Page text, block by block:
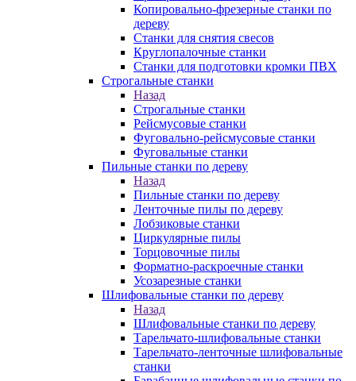
Копировально-фрезерные станки по
дереву
Станки для снятия свесов
Круглопалочные станки
Станки для подготовки кромки ПВХ
Строгальные станки
Назад
Строгальные станки
Рейсмусовые станки
Фуговально-рейсмусовые станки
Фуговальные станки
Пильные станки по дереву
Назад
Пильные станки по дереву
Ленточные пилы по дереву
Лобзиковые станки
Циркулярные пилы
Торцовочные пилы
Форматно-раскроечные станки
Усозарезные станки
Шлифовальные станки по дереву
Назад
Шлифовальные станки по дереву
Тарельчато-шлифовальные станки
Тарельчато-ленточные шлифовальные
станки